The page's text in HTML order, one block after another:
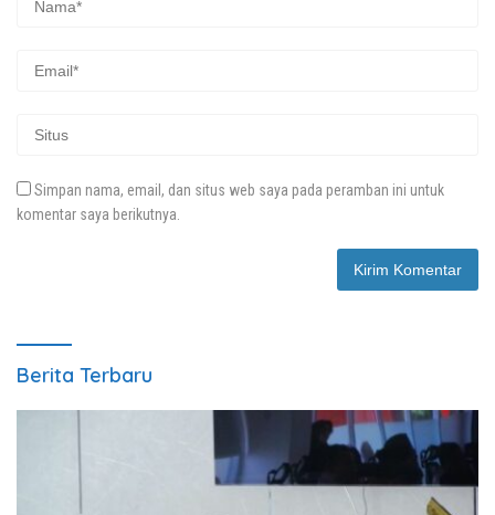
Simpan nama, email, dan situs web saya pada peramban ini untuk
komentar saya berikutnya.
Berita Terbaru